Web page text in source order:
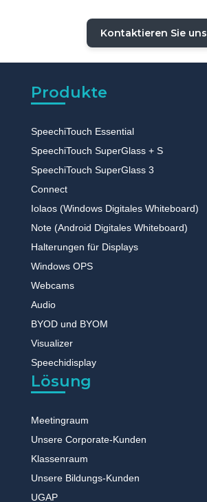
Kontaktieren Sie uns
Produkte
SpeechiTouch Essential
SpeechiTouch SuperGlass + S
SpeechiTouch SuperGlass 3
Connect
Iolaos (Windows Digitales Whiteboard)
Note (Android Digitales Whiteboard)
Halterungen für Displays
Windows OPS
Webcams
Audio
BYOD und BYOM
Visualizer
Speechidisplay
Lösung
Meetingraum
Unsere Corporate-Kunden
Klassenraum
Unsere Bildungs-Kunden
UGAP